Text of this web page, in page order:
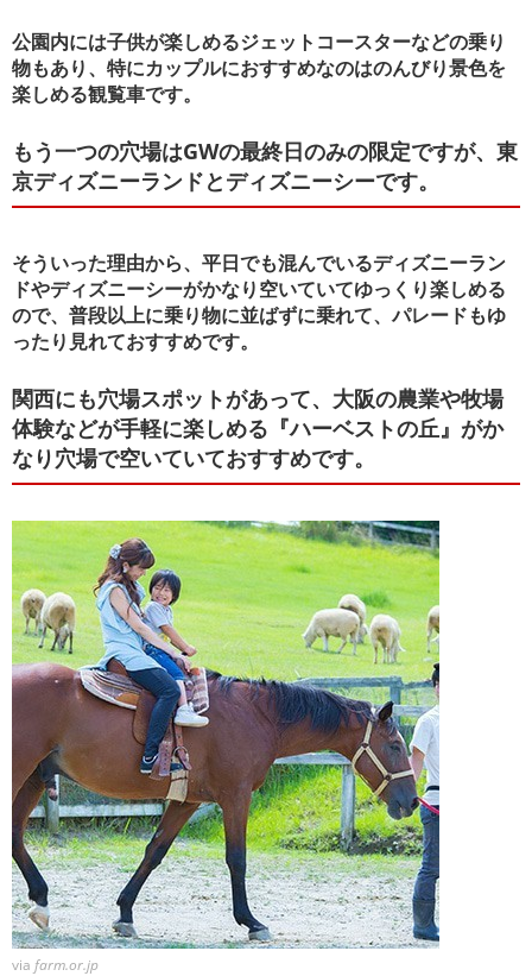
公園内には子供が楽しめるジェットコースターなどの乗り
物もあり、特にカップルにおすすめなのはのんびり景色を
楽しめる観覧車です。
もう一つの穴場はGWの最終日のみの限定ですが、東
京ディズニーランドとディズニーシーです。
そういった理由から、平日でも混んでいるディズニーラン
ドやディズニーシーがかなり空いていてゆっくり楽しめる
ので、普段以上に乗り物に並ばずに乗れて、パレードもゆ
ったり見れておすすめです。
関西にも穴場スポットがあって、大阪の農業や牧場
体験などが手軽に楽しめる『ハーベストの丘』がか
なり穴場で空いていておすすめです。
via farm.or.jp